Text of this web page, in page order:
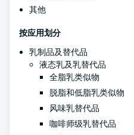
其他
按应用划分
乳制品及替代品
液态乳及乳替代品
全脂乳类似物
脱脂和低脂乳类似物
风味乳替代品
咖啡师级乳替代品